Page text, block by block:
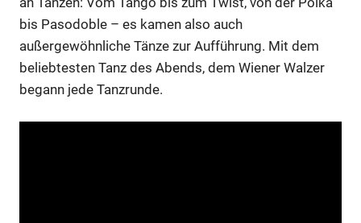
bis Pasodoble – es kamen also auch
außergewöhnliche Tänze zur Aufführung. Mit dem
beliebtesten Tanz des Abends, dem Wiener Walzer
begann jede Tanzrunde.